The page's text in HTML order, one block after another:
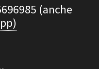
(anche